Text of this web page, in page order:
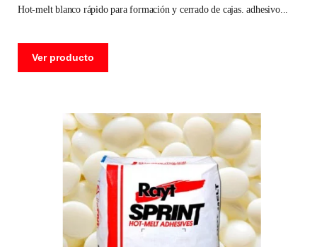
hot-melt blanco rápido para formación y cerrado de cajas. adhesivo
Ver producto